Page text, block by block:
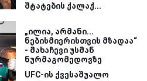
შტატების ქალაქ...
„ილია, არმანი...
ნებისმიერისთვის მზადაა“
- მახაჩევი უსმან
ნურმაგომედოვზე
UFC-ის ქვესაშუალო